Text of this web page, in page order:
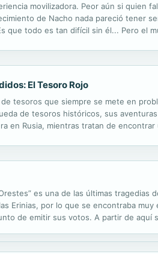
movilizadora. Peor aún si quien
de Nacho nada pareció tener
que todo es tan difícil sin él... Pero el
El Tesoro Rojo
tesoros que siempre se mete en
de tesoros históricos, sus
en Rusia, mientras tratan de
es una de las últimas
Erinias, por lo que se encontraba
de emitir sus votos. A partir de